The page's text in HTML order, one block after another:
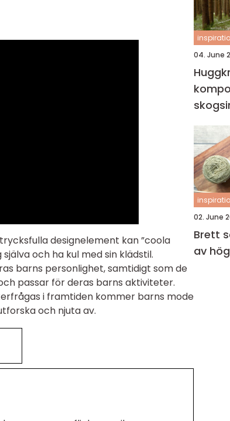
designelement kan ”coola
och ha kul med sin klädstil.
barns personlighet, samtidigt som de
passar för deras barns aktiviteter.
i framtiden kommer barns mode
och njuta av.
04. June
02. June
Brett
av